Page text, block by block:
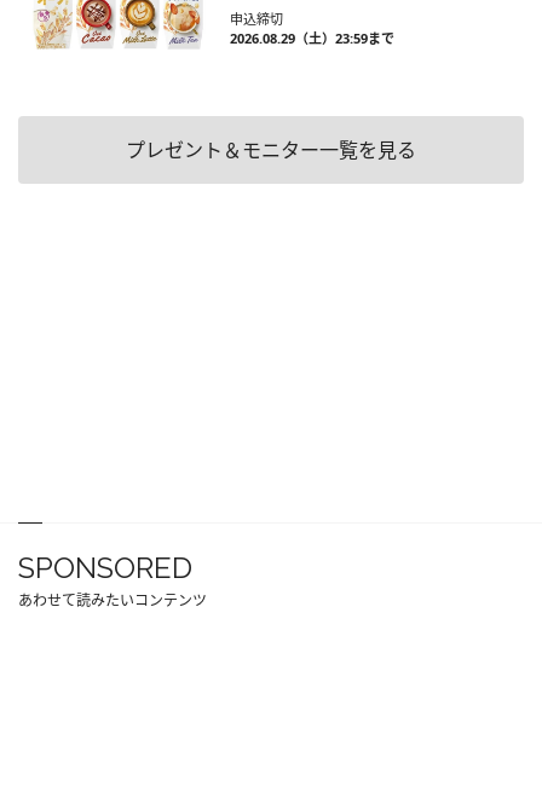
申込締切
2026.08.29（土）23:59まで
プレゼント＆モニター一覧を見る
SPONSORED
あわせて読みたいコンテンツ